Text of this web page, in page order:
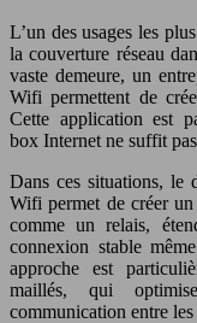
L’un des usages les
la couverture réseau
vaste demeure, un
Wifi permettent de
Cette application est
box Internet ne suffit
Dans ces situations, le
Wifi permet de créer
comme un relais,
connexion stable
approche est
maillés, qui
communication entre les